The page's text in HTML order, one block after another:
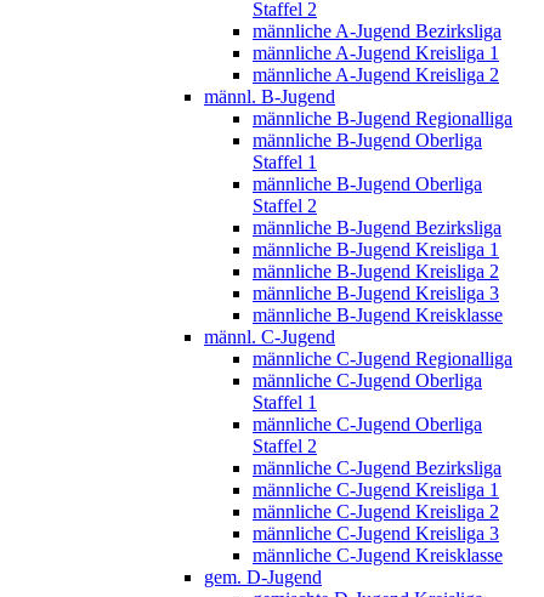
Staffel 2
männliche A-Jugend Bezirksliga
männliche A-Jugend Kreisliga 1
männliche A-Jugend Kreisliga 2
männl. B-Jugend
männliche B-Jugend Regionalliga
männliche B-Jugend Oberliga
Staffel 1
männliche B-Jugend Oberliga
Staffel 2
männliche B-Jugend Bezirksliga
männliche B-Jugend Kreisliga 1
männliche B-Jugend Kreisliga 2
männliche B-Jugend Kreisliga 3
männliche B-Jugend Kreisklasse
männl. C-Jugend
männliche C-Jugend Regionalliga
männliche C-Jugend Oberliga
Staffel 1
männliche C-Jugend Oberliga
Staffel 2
männliche C-Jugend Bezirksliga
männliche C-Jugend Kreisliga 1
männliche C-Jugend Kreisliga 2
männliche C-Jugend Kreisliga 3
männliche C-Jugend Kreisklasse
gem. D-Jugend